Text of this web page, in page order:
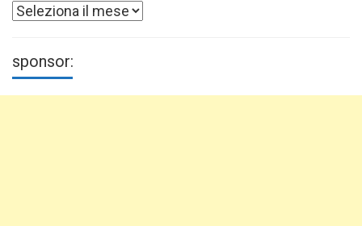
Archivi
sponsor: